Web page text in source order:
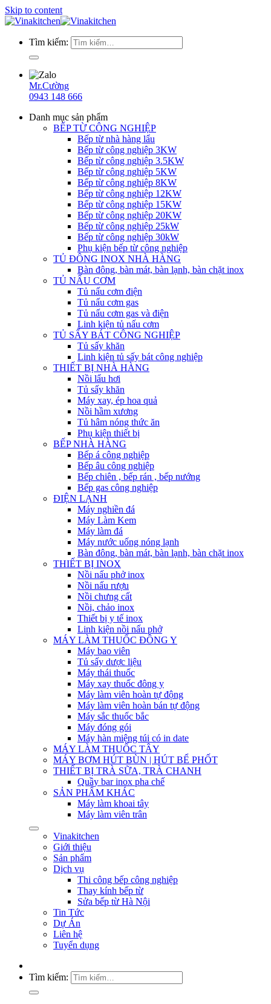
Skip to content
Tìm kiếm:
Mr.Cường
0943 148 666
Danh mục sản phẩm
BẾP TỪ CÔNG NGHIỆP
Bếp từ nhà hàng lẩu
Bếp từ công nghiệp 3KW
Bếp từ công nghiệp 3.5KW
Bếp từ công nghiệp 5KW
Bếp từ công nghiệp 8KW
Bếp từ công nghiệp 12KW
Bếp từ công nghiệp 15KW
Bếp từ công nghiệp 20KW
Bếp từ công nghiệp 25kW
Bếp từ công nghiệp 30kW
Phụ kiện bếp từ công nghiệp
TỦ ĐÔNG INOX NHÀ HÀNG
Bàn đông, bàn mát, bàn lạnh, bàn chặt inox
TỦ NẤU CƠM
Tủ nấu cơm điện
Tủ nấu cơm gas
Tủ nấu cơm gas và điện
Linh kiện tủ nấu cơm
TỦ SẤY BÁT CÔNG NGHIỆP
Tủ sấy khăn
Linh kiện tủ sấy bát công nghiệp
THIẾT BỊ NHÀ HÀNG
Nồi lẩu hơi
Tủ sấy khăn
Máy xay, ép hoa quả
Nồi hầm xương
Tủ hâm nóng thức ăn
Phụ kiện thiết bị
BẾP NHÀ HÀNG
Bếp á công nghiệp
Bếp âu công nghiệp
Bếp chiên , bếp rán , bếp nướng
Bếp gas công nghiệp
ĐIỆN LẠNH
Máy nghiền đá
Máy Làm Kem
Máy làm đá
Máy nước uống nóng lạnh
Bàn đông, bàn mát, bàn lạnh, bàn chặt inox
THIẾT BỊ INOX
Nồi nấu phở inox
Nồi nấu rượu
Nồi chưng cất
Nồi, chảo inox
Thiết bị y tế inox
Linh kiện nồi nấu phở
MÁY LÀM THUỐC ĐÔNG Y
Máy bao viên
Tủ sấy dược liệu
Máy thái thuốc
Máy xay thuốc đông y
Máy làm viên hoàn tự động
Máy làm viên hoàn bán tự động
Máy sắc thuốc bắc
Máy đóng gói
Máy hàn miệng túi có in date
MÁY LÀM THUỐC TÂY
MÁY BƠM HÚT BÙN | HÚT BỂ PHỐT
THIẾT BỊ TRÀ SỮA, TRÀ CHANH
Quầy bar inox pha chế
SẢN PHẨM KHÁC
Máy làm khoai tây
Máy làm viên trân
Vinakitchen
Giới thiệu
Sản phẩm
Dịch vụ
Thi công bếp công nghiệp
Thay kính bếp từ
Sửa bếp từ Hà Nội
Tin Tức
Dự Án
Liên hệ
Tuyển dụng
Tìm kiếm: